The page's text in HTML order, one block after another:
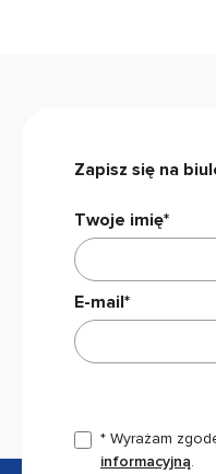
Zapisz się na
Twoje imię*
E-mail*
* Wyrażam
informacyjną.